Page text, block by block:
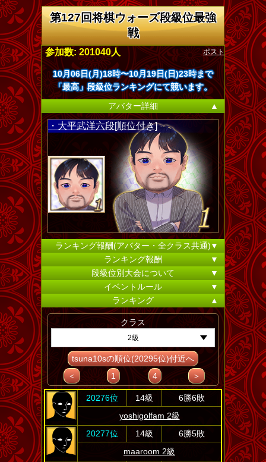
第127回将棋ウォーズ段級位最強
戦
ポスト
参加数: 201040人
10月06日(月)18時〜10月19日(日)23時まで
「最高」段級位ランキングにて競います。
アバター詳細
▲
・大平武洋六段[順位付き]
ランキング報酬(アバター・全クラス共通)▼
ランキング報酬
▼
段級位別大会について
▼
イベントルール
▼
ランキング
▲
クラス
2級
tsuna10sの順位(20295位)付近へ
＜
1 4 ＞
20276位 14級
6勝6敗
yoshigolfam 2級
20277位
14級
6勝5敗
maaroom 2級